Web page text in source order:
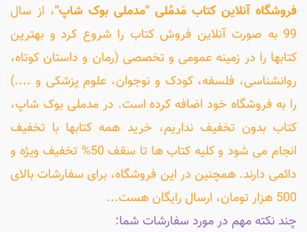
فروشگاه آنلاین کتاب مَدمُلی "مدملی بوک شاپ"، از سال
99 به صورت آنلاین فروش کتاب را شروع کرد و بهترین
کتابها را در زمینه عمومی و تخصصی (رمان و داستان کوتاه،
روانشناسی، فلسفه، کودک و نوجوان، علوم پزشکی و ....)
را به فروشگاه خود اضافه کرده است. در مدملی بوک شاپ،
کتاب بدون تخفیف نداریم، خرید همه کتابها با تخفیف
انجام می شود و کلیه کتاب ها تا سقف 50% تخفیف ویژه و
دائمی دارند. همچنین در این فروشگاه، برای سفارشات بالای
500 هزار تومان، ارسال رایگان هست...
چند نکته مهم در مورد سفارشات شما: